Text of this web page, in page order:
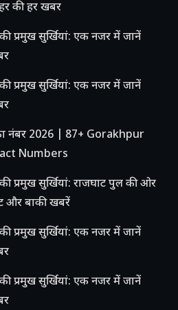
की हर खबर
प्रमुख सुर्खियां: एक नजर में जानें
प्रमुख सुर्खियां: एक नजर में जानें
नंबर 2026 | 87+ Gorakhpur
Numbers
प्रमुख सुर्खियां: राजघाट पुल की ओर
और बाकी खबरें
प्रमुख सुर्खियां: एक नजर में जानें
प्रमुख सुर्खियां: एक नजर में जानें